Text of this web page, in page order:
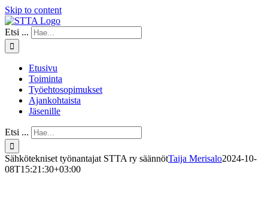
Skip to content
Etsi ...
Etusivu
Toiminta
Työehtosopimukset
Ajankohtaista
Jäsenille
Etsi ...
Sähkötekniset työnantajat STTA ry säännötTaija Merisalo2024-10-
08T15:21:30+03:00